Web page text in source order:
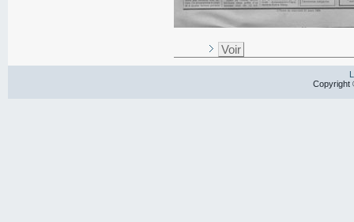
Voir
Copyright